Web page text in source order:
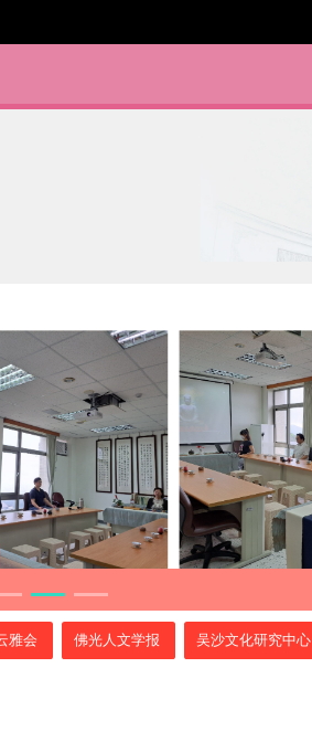
雅会 佛光人文学报 吴沙文化研究中心